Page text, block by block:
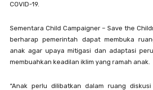
COVID-19.
Sementara Child Campaigner – Save the
berharap pemerintah dapat membuka
anak agar upaya mitigasi dan adaptasi
membuahkan keadilan iklim yang ramah anak.
“Anak perlu dilibatkan dalam ruang